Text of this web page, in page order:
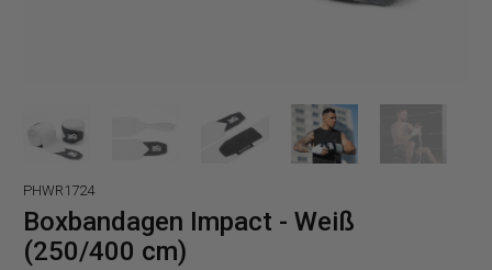
PHWR1724
Boxbandagen Impact - Weiß
(250/400 cm)